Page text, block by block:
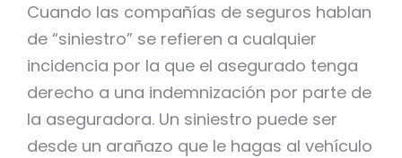
Cuando las compañías de seguros hablan
de “siniestro” se refieren a cualquier
incidencia por la que el asegurado tenga
derecho a una indemnización por parte de
la aseguradora. Un siniestro puede ser
desde un arañazo que le hagas al vehículo